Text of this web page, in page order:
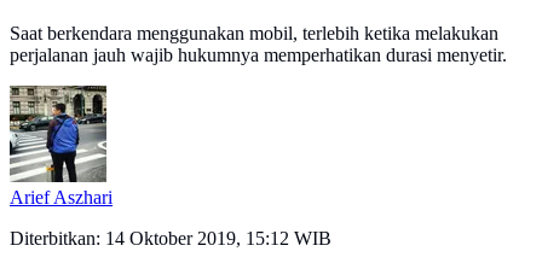
Saat berkendara menggunakan mobil, terlebih ketika melakukan
perjalanan jauh wajib hukumnya memperhatikan durasi menyetir.
Arief Aszhari
Diterbitkan: 14 Oktober 2019, 15:12 WIB